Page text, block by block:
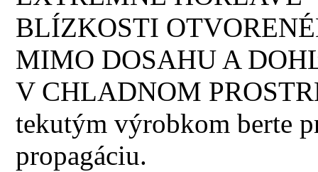
BLÍZKOSTI
MIMO DOSAHU A
V CHLADNOM
tekutým výrobkom berte
propagáciu.